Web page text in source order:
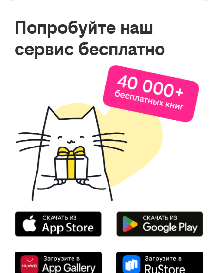
Попробуйте наш
сервис бесплатно